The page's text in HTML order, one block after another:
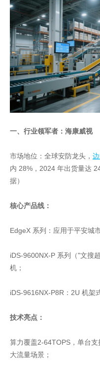
一、行业领军者：海康威视
市场地位：全球安防龙头，
内 28%，2024 年出货量达
据）
核心产品线：
EdgeX 系列：应用于平安城
iDS-9600NX-P 系列（"文搜
机；
iDS-9616NX-P8R：2U 机架
技术亮点：
算力覆盖2-64TOPS，单台
大流量场景；